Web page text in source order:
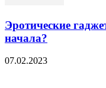
Эротические
начала?
07.02.2023